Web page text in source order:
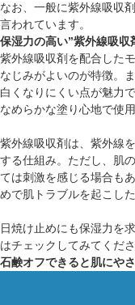
なお、一般に紫外線吸収
言われています。
保湿力の高い”紫外線吸収
紫外線吸収剤を配合した
なじみがよいのが特徴。
白くなりにくい点が魅力
なめらかな塗り心地で使
紫外線吸収剤は、紫外線
する仕組み。ただし、肌
ては刺激を感じる場合も
めで肌トラブルを起こし
日焼け止めにも保湿力を
はチェックしてみてくださ
石鹸オフできると肌にや